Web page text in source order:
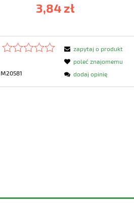
3,84 zł
M20581
zapytaj o produkt
poleć znajomemu
dodaj opinię